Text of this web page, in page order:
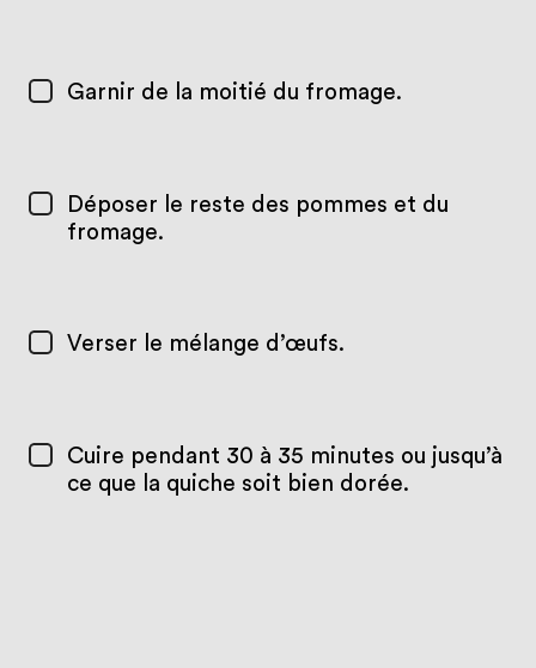
Garnir de la moitié du fromage.
Déposer le reste des pommes et du
fromage.
Verser le mélange d’œufs.
Cuire pendant 30 à 35 minutes ou jusqu’à
ce que la quiche soit bien dorée.